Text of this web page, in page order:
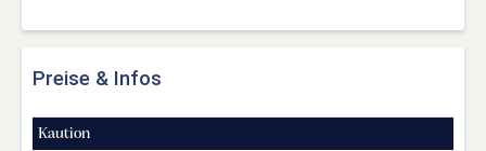
Preise & Infos
Kaution